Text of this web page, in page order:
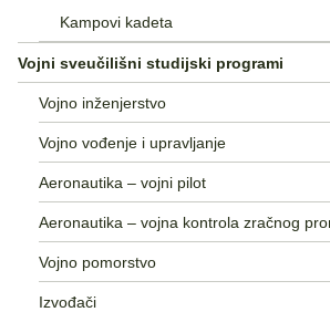
Kampovi kadeta
Vojni sveučilišni studijski programi
Vojno inženjerstvo
Vojno vođenje i upravljanje
Aeronautika – vojni pilot
Aeronautika – vojna kontrola zračnog
Vojno pomorstvo
Izvođači